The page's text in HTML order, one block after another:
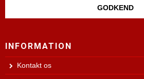
GODKEND
INFORMATION
Kontakt os